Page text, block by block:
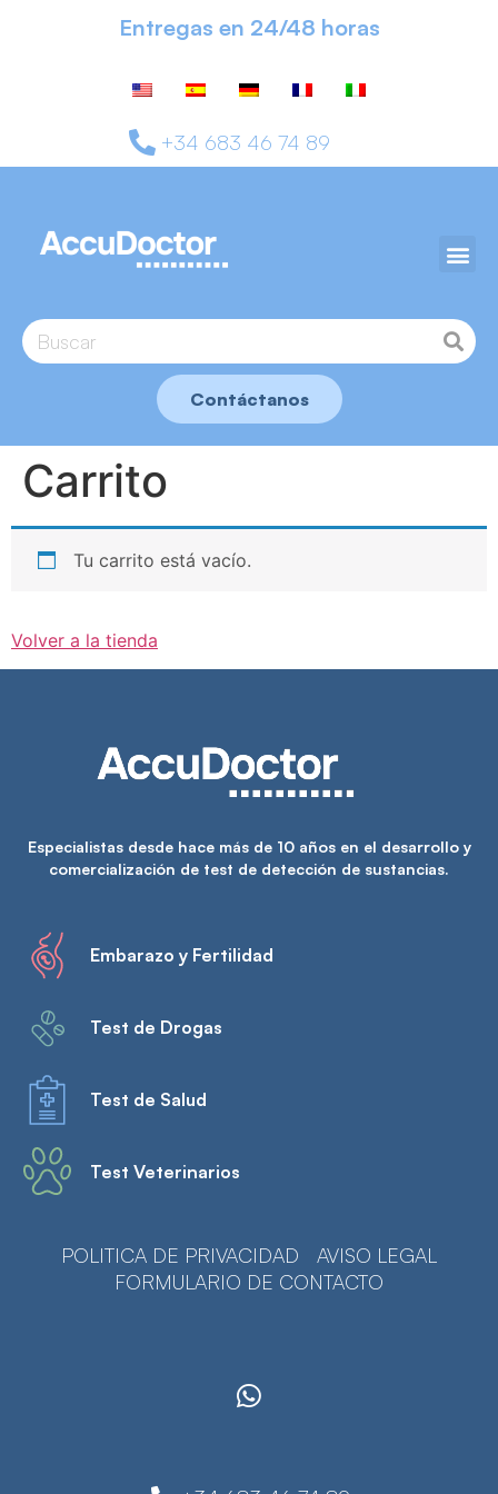
Entregas en 24/48 horas
+34 683 46 74 89
Contáctanos
Carrito
Tu carrito está vacío.
Volver a la tienda
Especialistas desde hace más de 10 años en el desarrollo y
comercialización de test de detección de sustancias.
Embarazo y Fertilidad
Test de Drogas
Test de Salud
Test Veterinarios
POLITICA DE PRIVACIDAD
AVISO LEGAL
FORMULARIO DE CONTACTO